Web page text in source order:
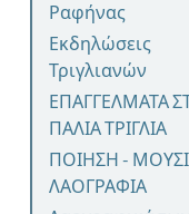
Ραφήνας
Εκδηλώσεις
Τριγλιανών
ΕΠΑΓΓΕΛΜΑΤΑ
ΠΑΛΙΑ ΤΡΙΓΛΙΑ
ΠΟΙΗΣΗ -
ΛΑΟΓΡΑΦΙΑ